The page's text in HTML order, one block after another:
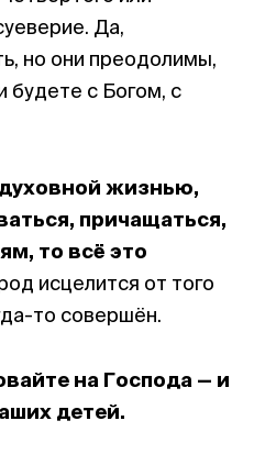
Да,
но они преодолимы,
будете с Богом, с
жизнью,
причащаться,
то всё это
исцелится от того
то совершён.
на Господа — и
детей.